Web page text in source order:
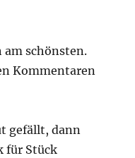
am schönsten.
Kommentaren
gefällt, dann
für Stück